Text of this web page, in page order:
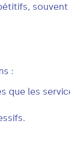
:
que les